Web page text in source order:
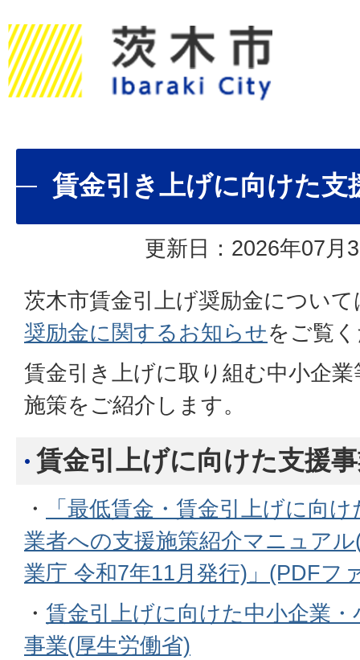
賃金引き上げに向けた支
更新日：2026年07月
茨木市賃金引上げ奨励金について
奨励金に関するお知らせをご覧
賃金引き上げに取り組む中小企
施策をご紹介します。
賃金引上げに向けた支援
・
「最低賃金・賃金引上げに向
業者への支援施策紹介マニュア
業庁 令和7年11月発行)」(PDFフ
・ 賃金引上げに向けた中小企業
事業(厚生労働省)